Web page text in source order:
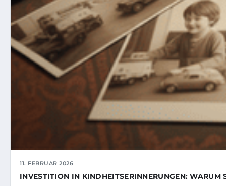
11. FEBRUAR 2026
INVESTITION IN KINDHEITSERINNERUNGEN: WARUM